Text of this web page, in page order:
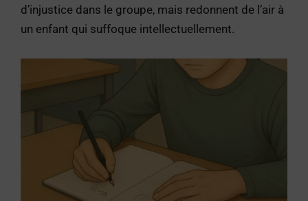
d’injustice dans le groupe, mais redonnent de l’air à
un enfant qui suffoque intellectuellement.